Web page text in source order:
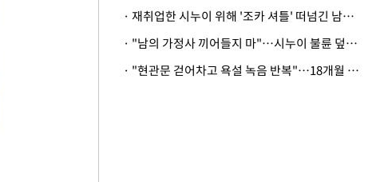
· 재취업한 시누이 위해 '조카 셔틀' 떠넘긴 남편…아내 "난 못한다"
· "남의 가정사 끼어들지 마"…시누이 불륜 덮으려는 남편에 억울한 아내
· "현관문 걷어차고 욕설 녹음 반복"…18개월 아기 키우는 집 뒤흔든 '앞집의 비극'